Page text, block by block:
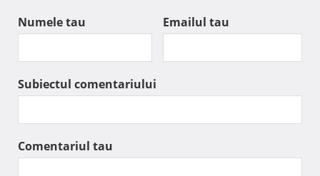
Numele tau Emailul tau
Subiectul comentariului
Comentariul tau